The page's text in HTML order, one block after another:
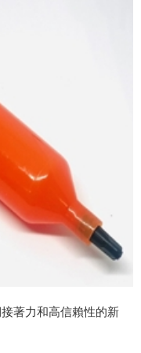
著力和高信賴性的新